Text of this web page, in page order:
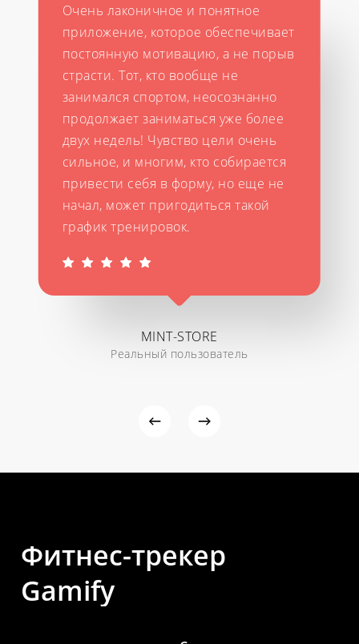
Очень лаконичное и понятное
приложение, которое обеспечивает
постоянную мотивацию, а не порыв
страсти. Тот, кто вообще не
занимался спортом, неосознанно
продолжает заниматься уже более
двух недель! Чувство цели очень
сильное, и многим, кто собирается
привести себя в форму, но еще не
начал, может пригодиться такой
график тренировок.
MINT-STORE
Реальный пользователь
Фитнес-трекер
Gamify